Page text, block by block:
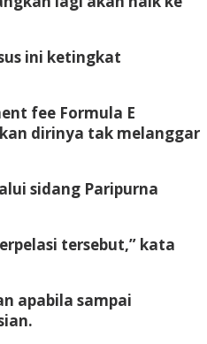
ini ketingkat
fee Formula E
dirinya tak melanggar
sidang Paripurna
tersebut,” kata
apabila sampai